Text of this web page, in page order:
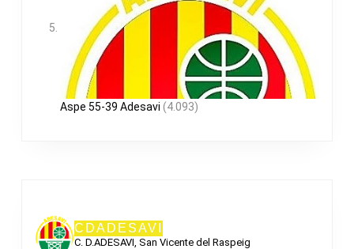
Aspe 55-39 Adesavi (4.093)
CDADESAVI
C. D.ADESAVI, San Vicente del Raspeig